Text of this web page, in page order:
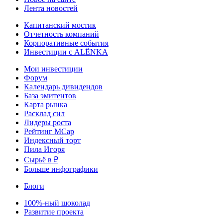
Лента новостей
Капитанский мостик
Отчетность компаний
Корпоративные события
Инвестиции с ALЁNKA
Мои инвестиции
Форум
Календарь дивидендов
База эмитентов
Карта рынка
Расклад сил
Лидеры роста
Рейтинг MCap
Индексный торт
Пила Игоря
Сырьё в ₽
Больше инфографики
Блоги
100%-ный шоколад
Развитие проекта